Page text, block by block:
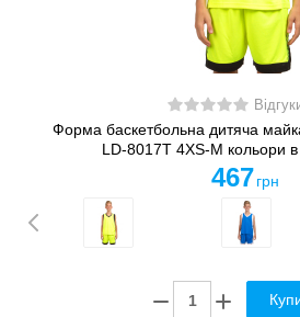
Форма баскетбольна дитяча
LD-8017T 4XS-M кольори в
467 грн